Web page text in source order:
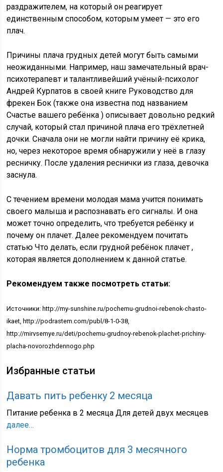
раздражителем, на который он реагирует
единственным способом, которым умеет — это его
плач.
Причины плача грудных детей могут быть самыми
неожиданными. Например, наш замечательный врач-
психотерапевт и талантливейший учёный-психолог
Андрей Курпатов в своей книге Руководство для
фрекен Бок (также она известна под названием
Счастье вашего ребёнка ) описывает довольно редкий
случай, который стал причиной плача его трёхлетней
дочки. Сначала они не могли найти причину её крика,
но, через некоторое время обнаружили у неё в глазу
ресничку. После удаления реснички из глаза, девочка
заснула.
С течением времени молодая мама учится понимать
своего малыша и распознавать его сигналы. И она
может точно определить, что требуется ребёнку и
почему он плачет. Далее рекомендуем почитать
статью Что делать, если грудной ребёнок плачет ,
которая является дополнением к данной статье.
Рекомендуем также посмотреть статьи:
Источники: http://my-sunshine.ru/pochemu-grudnoi-rebenok-chasto-
ikaet, http://podrastem.com/publ/8-1-0-38,
http://mirvsemye.ru/deti/pochemu-grudnoy-rebenok-plachet-prichiny-
placha-novorozhdennogo.php
Избранные статьи
Давать пить ребенку 2 месяца
Питание ребенка в 2 месяца Для детей двух месяцев
далее…
Норма тромбоцитов для 3 месячного
ребенка